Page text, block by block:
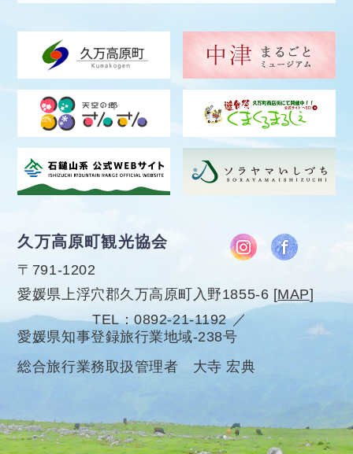
久万高原町観光協会
〒791-1202
愛媛県上浮穴郡久万高原町入野1855-6 [MAP]
TEL
0892-21-1192
愛媛県知事登録旅行業地域-238号
総合旅行業務取扱管理者 大寺 宏典